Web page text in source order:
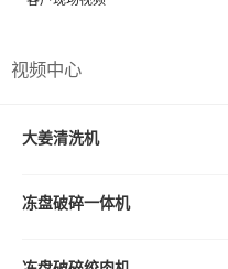
视频中心
大姜清洗机
冻盘破碎一体机